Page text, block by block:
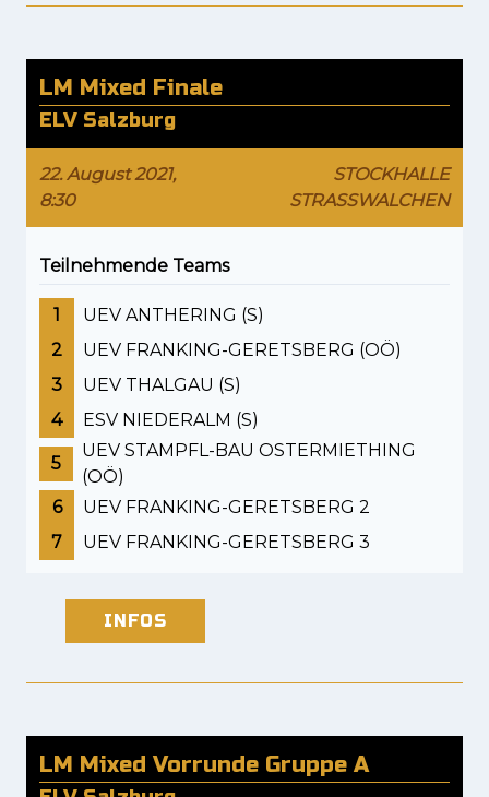
LM Mixed Finale
ELV Salzburg
22. August 2021,
8:30
STOCKHALLE
STRASSWALCHEN
Teilnehmende Teams
1
UEV ANTHERING (S)
2
UEV FRANKING-GERETSBERG (OÖ)
3
UEV THALGAU (S)
4
ESV NIEDERALM (S)
5
UEV STAMPFL-BAU OSTERMIETHING
(OÖ)
6
UEV FRANKING-GERETSBERG 2
7
UEV FRANKING-GERETSBERG 3
INFOS
LM Mixed Vorrunde Gruppe A